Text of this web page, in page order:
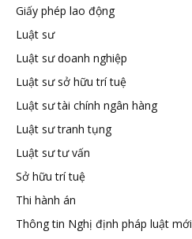
Giấy phép lao động
Luật sư
Luật sư doanh nghiệp
Luật sư sở hữu trí tuệ
Luật sư tài chính ngân hàng
Luật sư tranh tụng
Luật sư tư vấn
Sở hữu trí tuệ
Thi hành án
Thông tin Nghị định pháp luật mới